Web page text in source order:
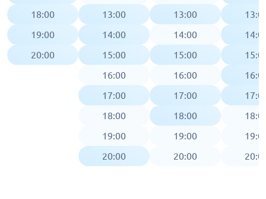
18:00
19:00
20:00
13:00
14:00
15:00
16:00
17:00
18:00
19:00
20:00
13:00
14:00
15:00
16:00
17:00
18:00
19:00
20:00